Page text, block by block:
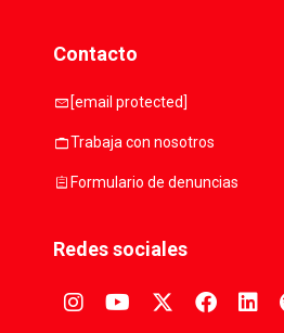
Contacto
mail [email protected]
workTrabaja con nosotros
assignmentFormulario de denuncias
Redes sociales